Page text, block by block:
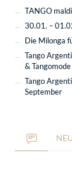
TANGO
30.01. –
Die Milonga
Tango
& Tangomode
Tango
September